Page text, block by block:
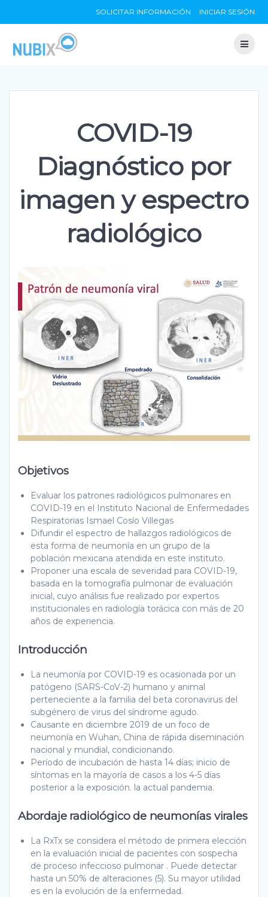
to
SOLICITAR INFORMACIÓN INICIAR SESIÓN
COVID-19
Diagnóstico por
imagen y espectro
radiológico
Objetivos
Evaluar los patrones radiológicos pulmonares en
COVID-19 en el Instituto Nacional de Enfermedades
Respiratorias Ismael Cosío Villegas
Difundir el espectro de hallazgos radiológicos de
esta forma de neumonía en un grupo de la
población mexicana atendida en este instituto.
Proponer una escala de severidad para COVID-19,
basada en la tomografía pulmonar de evaluación
inicial, cuyo análisis fue realizado por expertos
institucionales en radiología torácica con más de 20
años de experiencia.
Introducción
La neumonía por COVID-19 es ocasionada por un
patógeno (SARS-CoV-2) humano y animal
perteneciente a la familia del beta coronavirus del
subgénero de virus del síndrome agudo.
Causante en diciembre 2019 de un foco de
neumonía en Wuhan, China de rápida diseminación
nacional y mundial, condicionando.
Período de incubación de hasta 14 días; inicio de
síntomas en la mayoría de casos a los 4-5 días
posterior a la exposición. la actual pandemia.
Abordaje radiológico de neumonías virales
La RxTx se considera el método de primera elección
en la evaluación inicial de pacientes con sospecha
de proceso infeccioso pulmonar . Puede detectar
hasta un 50% de alteraciones (5). Su mayor utilidad
es en la evolución de la enfermedad.